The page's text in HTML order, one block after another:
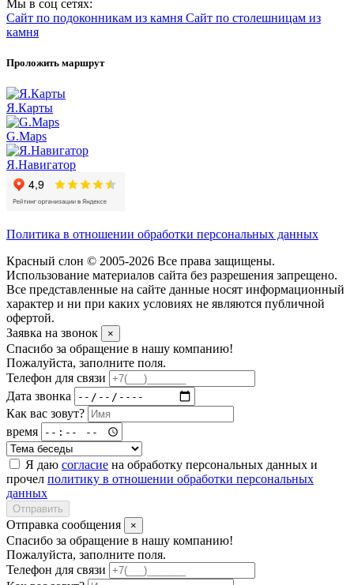
Мы в соц сетях:
Сайт по подоконникам из камня Сайт по столешницам из
камня
Проложить маршрут
Я.Карты
G.Maps
Я.Навигатор
Политика в отношении обработки персональных данных
Красный слон © 2005-2026 Все права защищены.
Использование материалов сайта без разрешения запрещено.
Все представленные на сайте данные носят информационный
характер и ни при каких условиях не являются публичной
офертой.
Заявка на звонок
×
Спасибо за обращение в нашу компанию!
Пожалуйста, заполните поля.
Телефон для связи
Дата звонка
Как вас зовут?
время
Я даю согласие на обработку персональных данных и
прочел политику в отношении обработки персональных
данных
Отправить
Отправка сообщения ×
Спасибо за обращение в нашу компанию!
Пожалуйста, заполните поля.
Телефон для связи